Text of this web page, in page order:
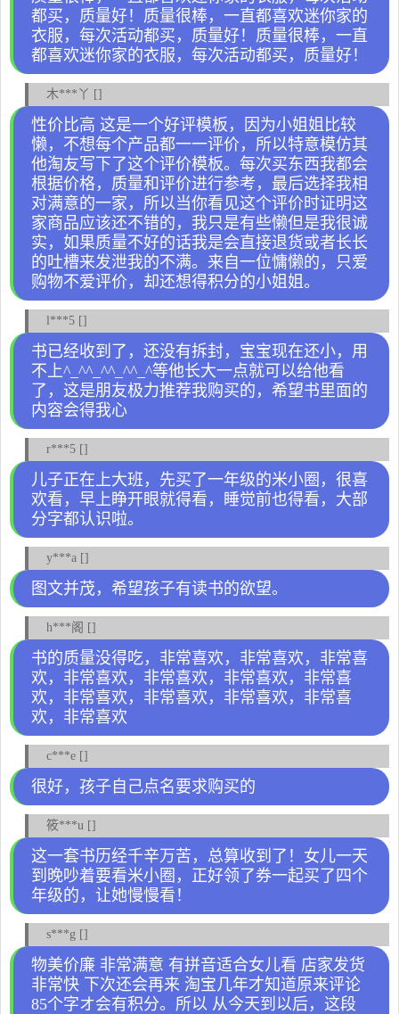
都买，质量好！质量很棒，一直都喜欢迷你家的
衣服，每次活动都买，质量好！质量很棒，一直
都喜欢迷你家的衣服，每次活动都买，质量好！
木***丫 []
性价比高 这是一个好评模板，因为小姐姐比较
懒，不想每个产品都一一评价，所以特意模仿其
他淘友写下了这个评价模板。每次买东西我都会
根据价格，质量和评价进行参考，最后选择我相
对满意的一家，所以当你看见这个评价时证明这
家商品应该还不错的，我只是有些懒但是我很诚
实，如果质量不好的话我是会直接退货或者长长
的吐槽来发泄我的不满。来自一位慵懒的，只爱
购物不爱评价，却还想得积分的小姐姐。
l***5 []
书已经收到了，还没有拆封，宝宝现在还小，用
不上^_^^_^^_^^_^等他长大一点就可以给他看
了，这是朋友极力推荐我购买的，希望书里面的
内容会得我心
r***5 []
儿子正在上大班，先买了一年级的米小圈，很喜
欢看，早上睁开眼就得看，睡觉前也得看，大部
分字都认识啦。
y***a []
图文并茂，希望孩子有读书的欲望。
h***阁 []
书的质量没得吃，非常喜欢，非常喜欢，非常喜
欢，非常喜欢，非常喜欢，非常喜欢，非常喜
欢，非常喜欢，非常喜欢，非常喜欢，非常喜
欢，非常喜欢
c***e []
很好，孩子自己点名要求购买的
筱***u []
这一套书历经千辛万苦，总算收到了！女儿一天
到晚吵着要看米小圈，正好领了券一起买了四个
年级的，让她慢慢看！
s***g []
物美价廉 非常满意 有拼音适合女儿看 店家发货
非常快 下次还会再来 淘宝几年才知道原来评论
85个字オ会有积分。所以 从今天到以后，这段